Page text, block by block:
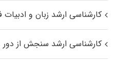
کارشناسی ارشد زبان و ادبیات
کارشناسی ارشد سنجش از دور